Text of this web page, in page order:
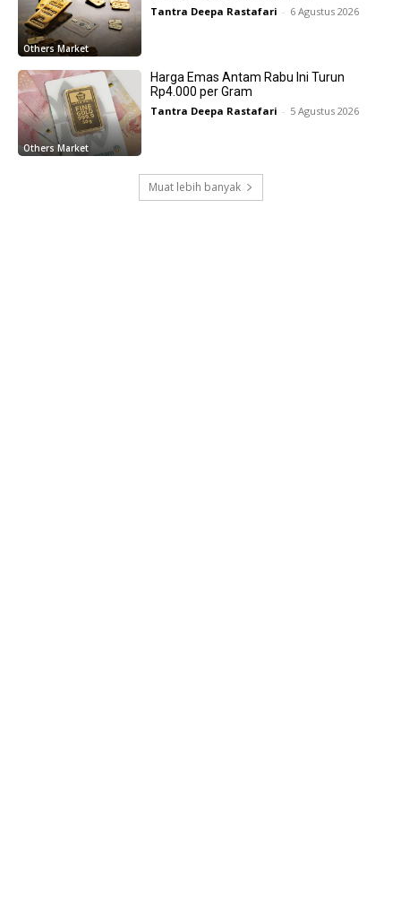
Others Market
Tantra Deepa Rastafari - 6 Agustus 2026
Others Market
Harga Emas Antam Rabu Ini Turun
Rp4.000 per Gram
Tantra Deepa Rastafari - 5 Agustus 2026
Muat lebih banyak